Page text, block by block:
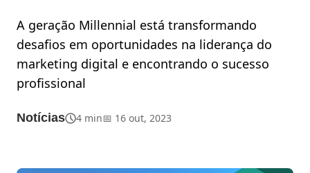
A geração Millennial está transformando
desafios em oportunidades na liderança do
marketing digital e encontrando o sucesso
profissional
Notícias 4 min📅 16 out, 2023